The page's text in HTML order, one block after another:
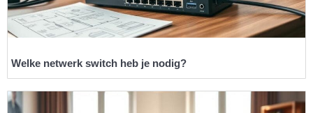
Welke netwerk switch heb je nodig?